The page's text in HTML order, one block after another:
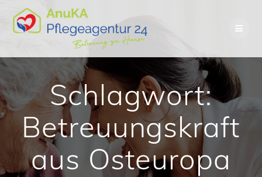
content
Schlagwort:
Betreuungskraft
aus Osteuropa